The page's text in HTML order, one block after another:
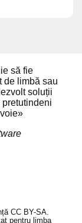
să fie
de limbă sau
soluții
CC BY-SA.
pentru limba